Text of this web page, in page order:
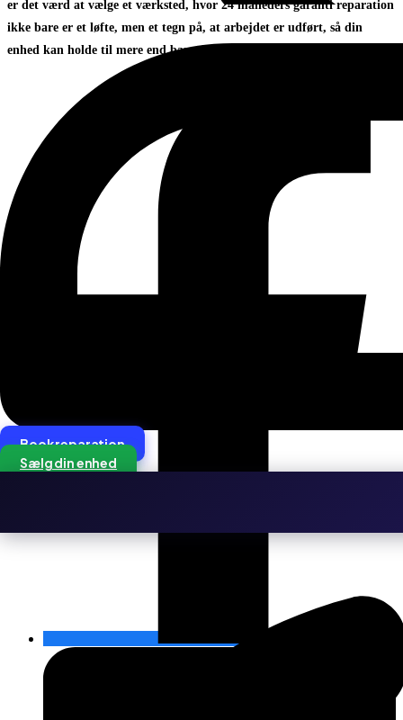
Book reparation
Sælg din enhed
er det værd at vælge et værksted, hvor 24 måneders garanti reparation
ikke bare er et løfte, men et tegn på, at arbejdet er udført, så din
enhed kan holde til mere end bare den første opstart.